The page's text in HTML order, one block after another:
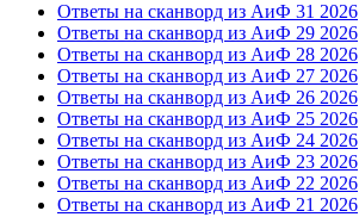
Ответы на сканворд из АиФ 31 2026
Ответы на сканворд из АиФ 29 2026
Ответы на сканворд из АиФ 28 2026
Ответы на сканворд из АиФ 27 2026
Ответы на сканворд из АиФ 26 2026
Ответы на сканворд из АиФ 25 2026
Ответы на сканворд из АиФ 24 2026
Ответы на сканворд из АиФ 23 2026
Ответы на сканворд из АиФ 22 2026
Ответы на сканворд из АиФ 21 2026